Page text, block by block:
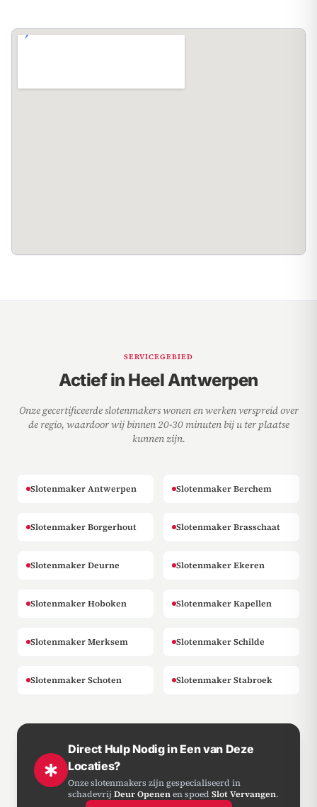
SERVICEGEBIED
Actief in Heel Antwerpen
Onze gecertificeerde slotenmakers wonen en werken verspreid over
de regio, waardoor wij binnen 20-30 minuten bij u ter plaatse
kunnen zijn.
Slotenmaker Antwerpen Slotenmaker Berchem
Slotenmaker Borgerhout Slotenmaker Brasschaat
Slotenmaker Deurne Slotenmaker Ekeren
Slotenmaker Hoboken Slotenmaker Kapellen
Slotenmaker Merksem Slotenmaker Schilde
Slotenmaker Schoten Slotenmaker Stabroek
emergency
Direct Hulp Nodig in Een van Deze
Locaties?
Onze slotenmakers zijn gespecialiseerd in
schadevrij Deur Openenen spoed Slot Vervangen.